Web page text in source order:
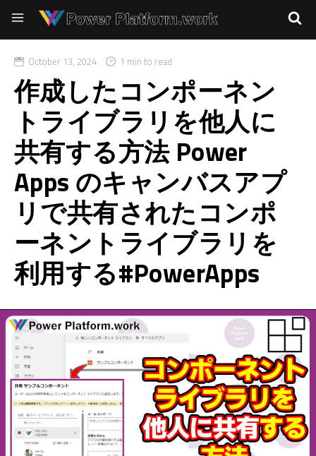
October 13, 2024 1 min to read
作成したコンポーネン
トライブラリを他人に
共有する方法 Power
Apps のキャンバスアプ
リで共有されたコンポ
ーネントライブラリを
利用する#PowerApps